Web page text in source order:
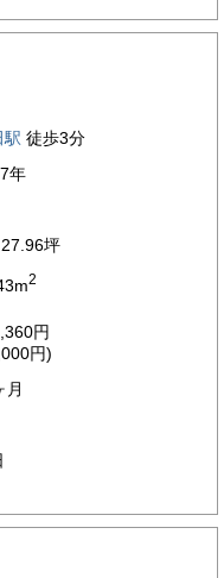
駅 徒歩3分
年
27.96坪
2
円
円)
月